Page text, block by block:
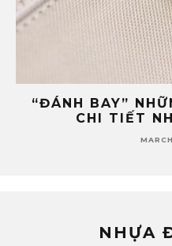
ĐÂU LÀ ĐỊA CHỈ
NHỰA TÚI XÁCH
NHỰA